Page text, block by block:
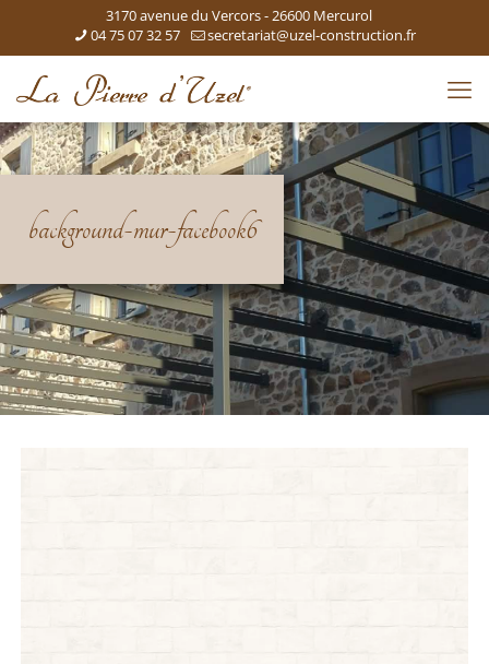
3170 avenue du Vercors - 26600 Mercurol
04 75 07 32 57
secretariat@uzel-construction.fr
background-mur-facebook6